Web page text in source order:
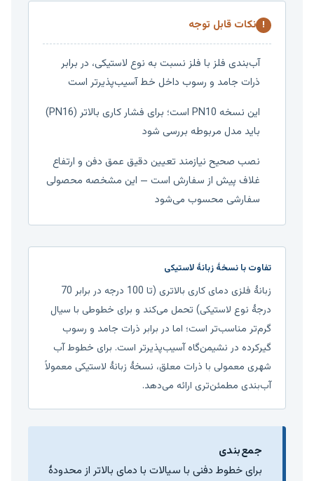
! نکات قابل توجه
آب‌بندی فلز با فلز نسبت به نوع لاستیکی، در برابر
ذرات جامد و رسوب داخل خط آسیب‌پذیرتر است
این نسخه PN10 است؛ برای فشار کاری بالاتر (PN16)
باید مدل مربوطه بررسی شود
نصب صحیح نیازمند تعیین دقیق عمق دفن و ارتفاع
غلاف پیش از سفارش است — این مشخصه محصولی
سفارشی محسوب می‌شود
تفاوت با نسخهٔ زبانهٔ لاستیکی
زبانهٔ فلزی دمای کاری بالاتری (تا 100 درجه در برابر 70
درجهٔ نوع لاستیکی) تحمل می‌کند و برای خطوطی با سیال
گرم‌تر مناسب‌تر است؛ اما در برابر ذرات جامد و رسوب
گیرکرده در نشیمن‌گاه آسیب‌پذیرتر است. برای خطوط آب
شهری معمولی با ذرات معلق، نسخهٔ زبانهٔ لاستیکی معمولاً
آب‌بندی مطمئن‌تری ارائه می‌دهد.
جمع‌بندی
برای خطوط دفنی با سیالات با دمای بالاتر از محدودهٔ